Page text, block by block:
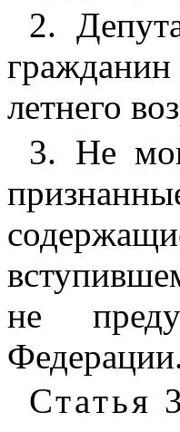
2.
летнего
3. Не
не
Статья